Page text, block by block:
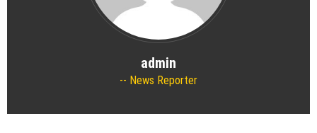
admin
News Reporter